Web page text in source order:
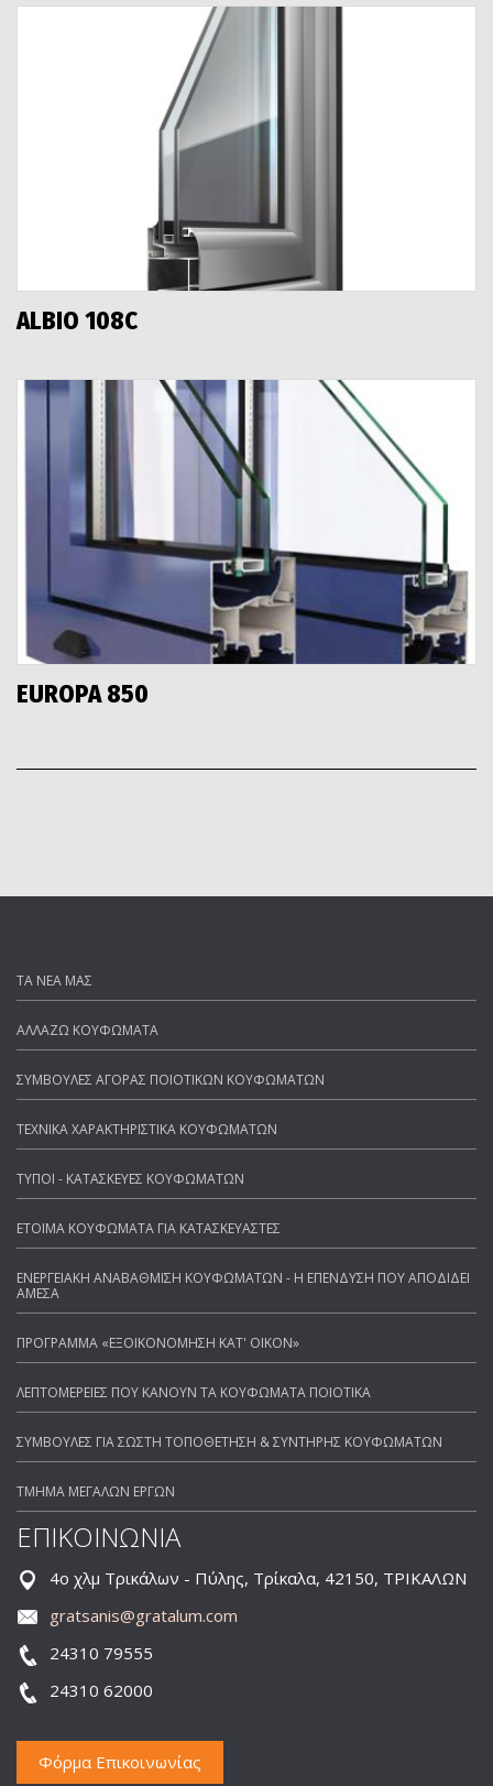
ALBIO 108C
EUROPA 850
ΤΑ ΝΕΑ ΜΑΣ
ΑΛΛΑΖΩ ΚΟΥΦΩΜΑΤΑ
ΣΥΜΒΟΥΛΕΣ ΑΓΟΡΑΣ ΠΟΙΟΤΙΚΩΝ ΚΟΥΦΩΜΑΤΩΝ
ΤΕΧΝΙΚΑ ΧΑΡΑΚΤΗΡΙΣΤΙΚΑ ΚΟΥΦΩΜΑΤΩΝ
ΤΥΠΟΙ - ΚΑΤΑΣΚΕΥΕΣ ΚΟΥΦΩΜΑΤΩΝ
ΕΤΟΙΜΑ ΚΟΥΦΩΜΑΤΑ ΓΙΑ ΚΑΤΑΣΚΕΥΑΣΤΕΣ
ΕΝΕΡΓΕΙΑΚΗ ΑΝΑΒΑΘΜΙΣΗ ΚΟΥΦΩΜΑΤΩΝ - Η ΕΠΕΝΔΥΣΗ ΠΟΥ ΑΠΟΔΙΔΕΙ
ΑΜΕΣΑ
ΠΡΟΓΡΑΜΜΑ «ΕΞΟΙΚΟΝΟΜΗΣΗ ΚΑΤ' ΟΙΚΟΝ»
ΛΕΠΤΟΜΕΡΕΙΕΣ ΠΟΥ ΚΑΝΟΥΝ ΤΑ ΚΟΥΦΩΜΑΤΑ ΠΟΙΟΤΙΚΑ
ΣΥΜΒΟΥΛΕΣ ΓΙΑ ΣΩΣΤΗ ΤΟΠΟΘΕΤΗΣΗ & ΣΥΝΤΗΡΗΣ ΚΟΥΦΩΜΑΤΩΝ
ΤΜΗΜΑ ΜΕΓΑΛΩΝ ΕΡΓΩΝ
ΕΠΙΚΟΙΝΩΝΙΑ
4ο χλμ Τρικάλων - Πύλης, Τρίκαλα, 42150, ΤΡΙΚΑΛΩΝ
gratsanis@gratalum.com
24310 79555
24310 62000
Φόρμα Επικοινωνίας